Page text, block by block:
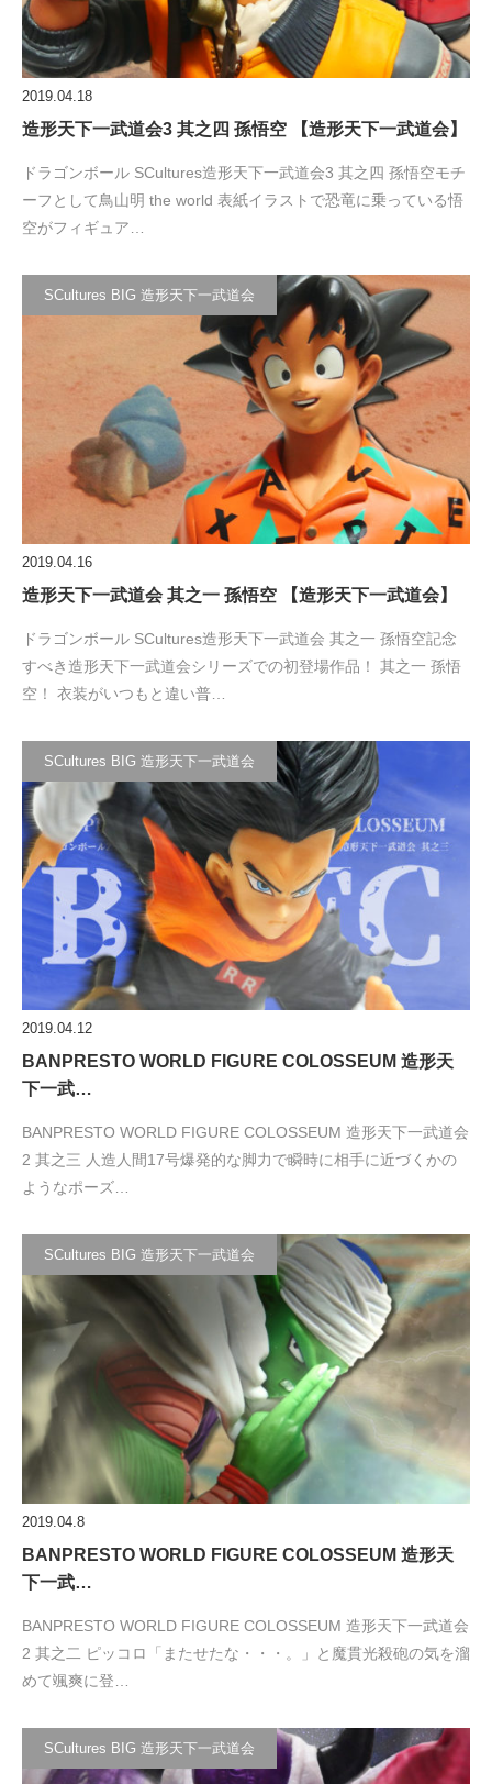
2019.04.18
造形天下一武道会3 其之四 孫悟空 【造形天下一武道会】
ドラゴンボール SCultures造形天下一武道会3 其之四 孫悟空モチ
ーフとして鳥山明 the world 表紙イラストで恐竜に乗っている悟
空がフィギュア…
SCultures BIG 造形天下一武道会
2019.04.16
造形天下一武道会 其之一 孫悟空 【造形天下一武道会】
ドラゴンボール SCultures造形天下一武道会 其之一 孫悟空記念
すべき造形天下一武道会シリーズでの初登場作品！ 其之一 孫悟
空！ 衣装がいつもと違い普…
SCultures BIG 造形天下一武道会
2019.04.12
BANPRESTO WORLD FIGURE COLOSSEUM 造形天
下一武…
BANPRESTO WORLD FIGURE COLOSSEUM 造形天下一武道会
2 其之三 人造人間17号爆発的な脚力で瞬時に相手に近づくかの
ようなポーズ…
SCultures BIG 造形天下一武道会
2019.04.8
BANPRESTO WORLD FIGURE COLOSSEUM 造形天
下一武…
BANPRESTO WORLD FIGURE COLOSSEUM 造形天下一武道会
2 其之二 ピッコロ「またせたな・・・。」と魔貫光殺砲の気を溜
めて颯爽に登…
SCultures BIG 造形天下一武道会